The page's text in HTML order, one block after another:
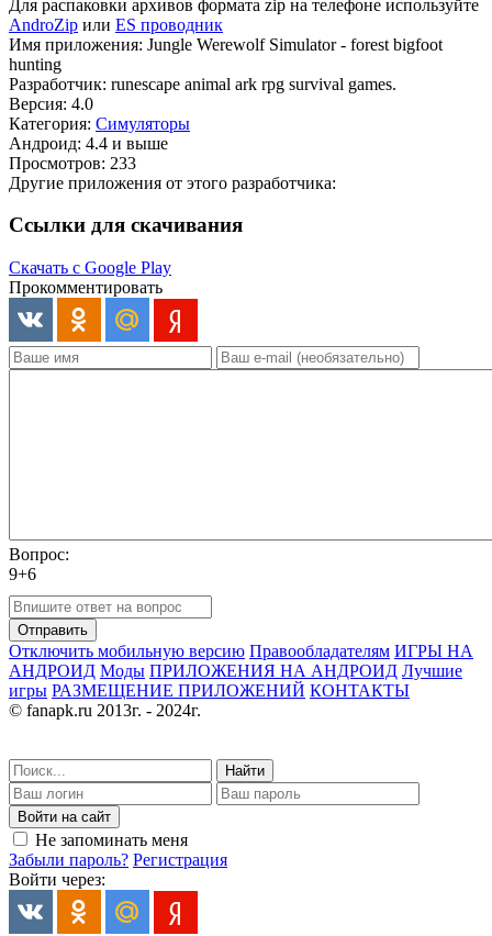
Для распаковки архивов формата zip на телефоне используйте
AndroZip или ES проводник
Имя приложения: Jungle Werewolf Simulator - forest bigfoot
hunting
Разработчик: runescape animal ark rpg survival games.
Версия: 4.0
Категория: Симуляторы
Андроид: 4.4 и выше
Просмотров: 233
Другие приложения от этого разработчика:
Ссылки для скачивания
Скачать с Google Play
Прокомментировать
Вопрос:
9+6
Отправить
Отключить мобильную версию Правообладателям ИГРЫ НА
АНДРОИД Моды ПРИЛОЖЕНИЯ НА АНДРОИД Лучшие
игры РАЗМЕЩЕНИЕ ПРИЛОЖЕНИЙ КОНТАКТЫ
© fanapk.ru 2013г. - 2024г.
Найти
Войти на сайт
Не запоминать меня
Забыли пароль? Регистрация
Войти через: